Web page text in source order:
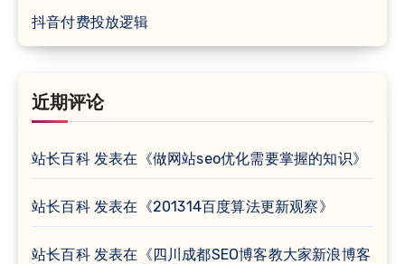
抖音付费投放逻辑
近期评论
站长百科发表在《做网站seo优化需要掌握的知识》
站长百科发表在《201314百度算法更新观察》
站长百科发表在《四川成都SEO博客教大家新浪博客